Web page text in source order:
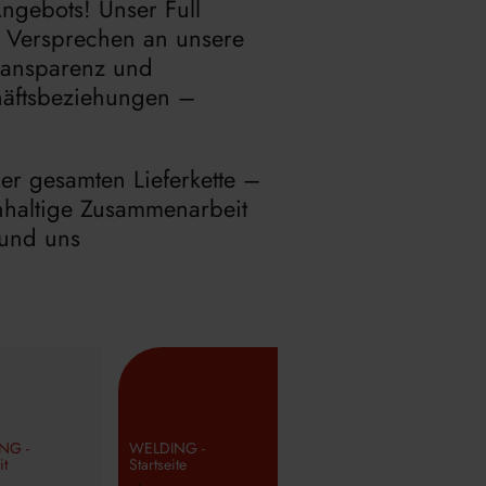
Unser Full
an unsere
und
–
gesamten Lieferkette –
Zusammenarbeit
uns
- WELDING -
Startseite